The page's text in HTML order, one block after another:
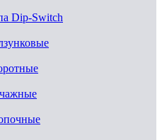
Dip-Switch